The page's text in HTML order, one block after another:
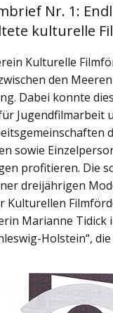
Nr. 1:
kulturelle
Kulturelle
den
Dabei konnte
Jugendfilmarbeit
sowie
profitieren. Die
dreijährigen
Marianne
Holstein“,